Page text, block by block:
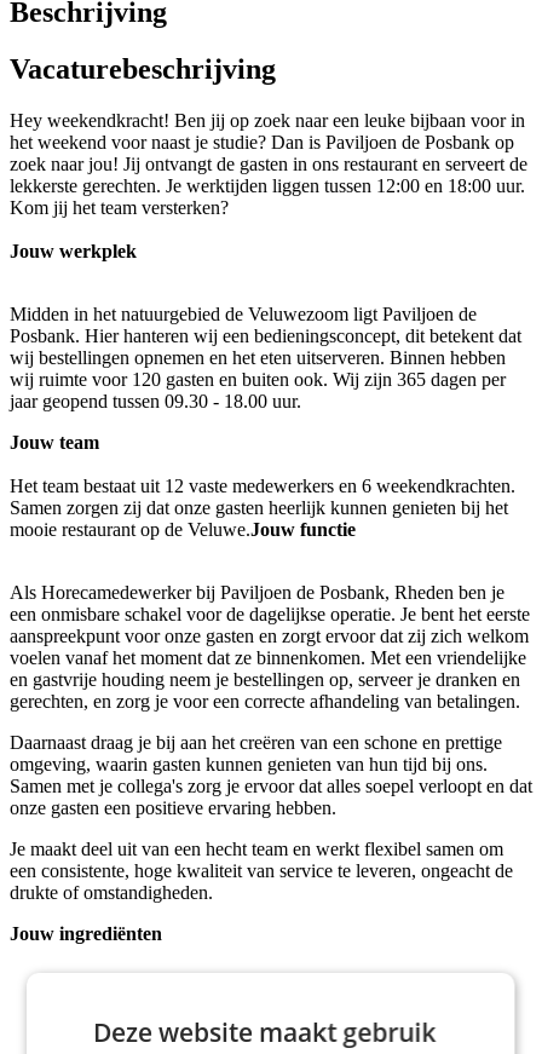
Beschrijving
Vacaturebeschrijving
Hey weekendkracht! Ben jij op zoek naar een leuke bijbaan voor in
het weekend voor naast je studie? Dan is Paviljoen de Posbank op
zoek naar jou! Jij ontvangt de gasten in ons restaurant en serveert de
lekkerste gerechten. Je werktijden liggen tussen 12:00 en 18:00 uur.
Kom jij het team versterken?
Jouw werkplek
Midden in het natuurgebied de Veluwezoom ligt Paviljoen de
Posbank. Hier hanteren wij een bedieningsconcept, dit betekent dat
wij bestellingen opnemen en het eten uitserveren. Binnen hebben
wij ruimte voor 120 gasten en buiten ook. Wij zijn 365 dagen per
jaar geopend tussen 09.30 - 18.00 uur.
Jouw team
Het team bestaat uit 12 vaste medewerkers en 6 weekendkrachten.
Samen zorgen zij dat onze gasten heerlijk kunnen genieten bij het
mooie restaurant op de Veluwe.Jouw functie
Als Horecamedewerker bij Paviljoen de Posbank, Rheden ben je
een onmisbare schakel voor de dagelijkse operatie. Je bent het eerste
aanspreekpunt voor onze gasten en zorgt ervoor dat zij zich welkom
voelen vanaf het moment dat ze binnenkomen. Met een vriendelijke
en gastvrije houding neem je bestellingen op, serveer je dranken en
gerechten, en zorg je voor een correcte afhandeling van betalingen.
Daarnaast draag je bij aan het creëren van een schone en prettige
omgeving, waarin gasten kunnen genieten van hun tijd bij ons.
Samen met je collega's zorg je ervoor dat alles soepel verloopt en dat
onze gasten een positieve ervaring hebben.
Je maakt deel uit van een hecht team en werkt flexibel samen om
een consistente, hoge kwaliteit van service te leveren, ongeacht de
drukte of omstandigheden.
Jouw ingrediënten
aanstormend talent kun je bij ons terecht. Je voelt je in ieder
geval thuis in de horeca.
Deze website maakt gebruik